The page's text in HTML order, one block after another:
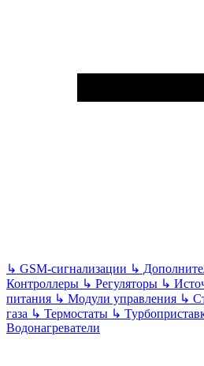
↳ GSM-сигнализации ↳
Контроллеры ↳ Регуляторы ↳
питания ↳ Модули управления ↳
газа ↳ Термостаты ↳
Водонагреватели